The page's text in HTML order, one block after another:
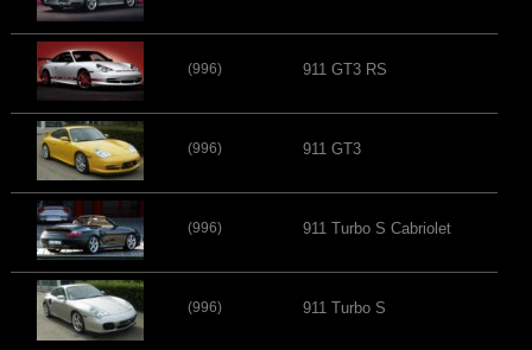
(996) 911 GT3 RS
(996) 911 GT3
(996) 911 Turbo S Cabriolet
(996) 911 Turbo S